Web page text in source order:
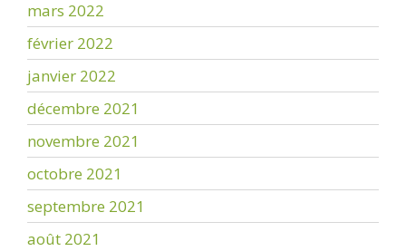
mars 2022
février 2022
janvier 2022
décembre 2021
novembre 2021
octobre 2021
septembre 2021
août 2021